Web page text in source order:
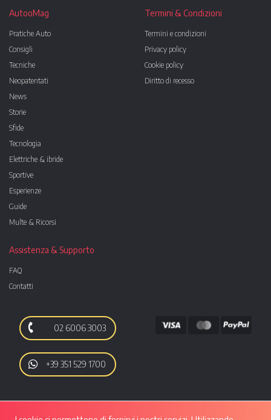
AutooMag
Pratiche Auto
Consigli
Tecniche
Neopatentati
News
Storie
Sfide
Tecnologia
Elettriche & ibride
Sportive
Esperienze
Guide
Multe & Ricorsi
Termini & Condizioni
Termini e condizioni
Privacy policy
Cookie policy
Diritto di recesso
Assistenza & Supporto
FAQ
Contatti
02 6006 3003
+39 351 529 1700